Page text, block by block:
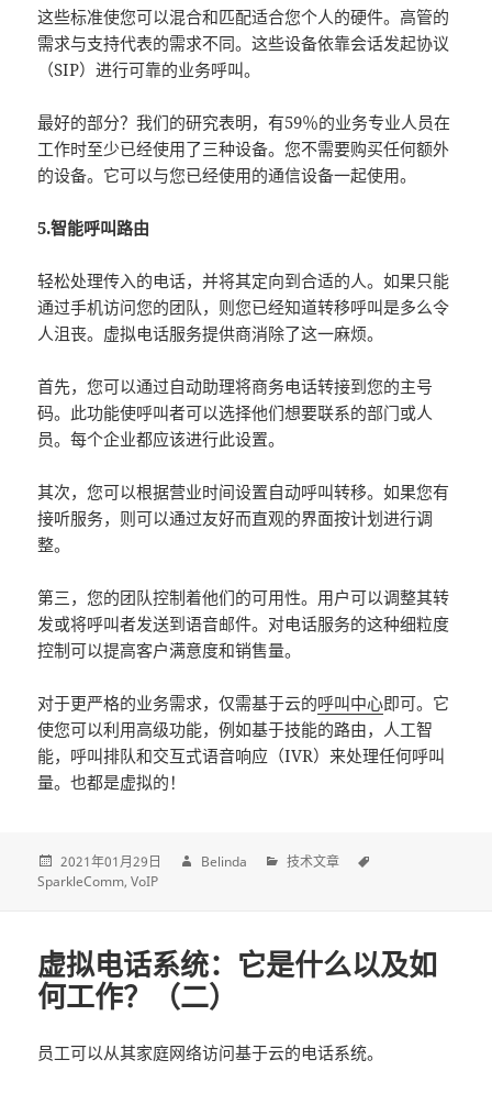
这些标准使您可以混合和匹配适合您个人的硬件。高管的
需求与支持代表的需求不同。这些设备依靠会话发起协议
（SIP）进行可靠的业务呼叫。
最好的部分？我们的研究表明，有59％的业务专业人员在
工作时至少已经使用了三种设备。您不需要购买任何额外
的设备。它可以与您已经使用的通信设备一起使用。
5.智能呼叫路由
轻松处理传入的电话，并将其定向到合适的人。如果只能
通过手机访问您的团队，则您已经知道转移呼叫是多么令
人沮丧。虚拟电话服务提供商消除了这一麻烦。
首先，您可以通过自动助理将商务电话转接到您的主号
码。此功能使呼叫者可以选择他们想要联系的部门或人
员。每个企业都应该进行此设置。
其次，您可以根据营业时间设置自动呼叫转移。如果您有
接听服务，则可以通过友好而直观的界面按计划进行调
整。
第三，您的团队控制着他们的可用性。用户可以调整其转
发或将呼叫者发送到语音邮件。对电话服务的这种细粒度
控制可以提高客户满意度和销售量。
对于更严格的业务需求，仅需基于云的呼叫中心即可。它
使您可以利用高级功能，例如基于技能的路由，人工智
能，呼叫排队和交互式语音响应（IVR）来处理任何呼叫
量。也都是虚拟的！
2021年01月29日 Belinda
技术文章
SparkleComm VoIP
虚拟电话系统：它是什么以及如
何工作？（二）
员工可以从其家庭网络访问基于云的电话系统。